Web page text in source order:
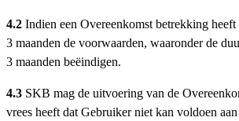
4.2 Indien een Overeenkomst betrekking
3 maanden de voorwaarden, waaronder de
3 maanden beëindigen.
4.3 SKB mag de uitvoering van de
vrees heeft dat Gebruiker niet kan voldoen